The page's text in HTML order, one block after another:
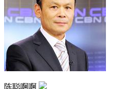
陈聪啊啊